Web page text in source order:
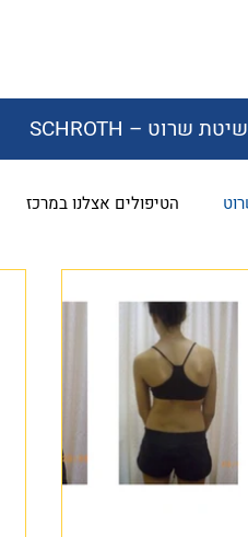
שיטת שרוט – SCHROTH
הטיפולים אצלנו במרכז